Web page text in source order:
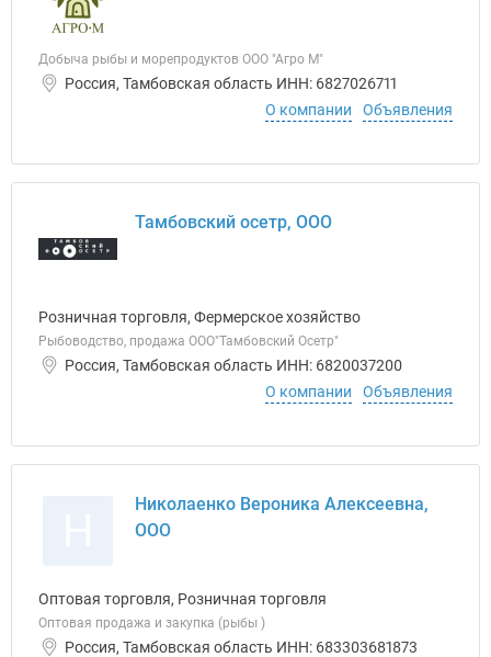
Добыча рыбы и морепродуктов ООО "Агро М"
Россия, Тамбовская область ИНН: 6827026711
О компании
Объявления
Тамбовский осетр, ООО
Розничная торговля, Фермерское хозяйство
Рыбоводство, продажа ООО"Тамбовский Осетр"
Россия, Тамбовская область ИНН: 6820037200
О компании
Объявления
Николаенко Вероника Алексеевна,
ООО
Оптовая торговля, Розничная торговля
Оптовая продажа и закупка (рыбы )
Россия, Тамбовская область ИНН: 683303681873